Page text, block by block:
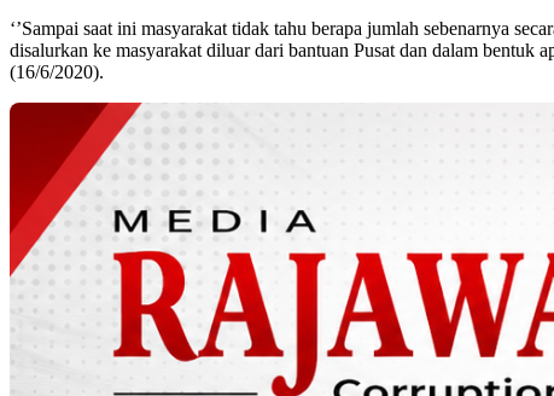
‘’Sampai saat ini masyarakat tidak tahu berapa jumlah sebenarnya
disalurkan ke masyarakat diluar dari bantuan Pusat dan dalam bentuk
(16/6/2020).